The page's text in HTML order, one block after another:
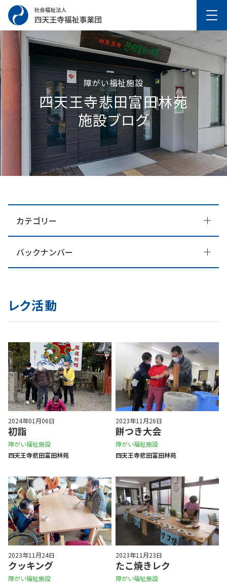
障がい福祉施設
四天王寺悲⽥富⽥林苑
施設ブログ
レク活動
2024年01月06日
初詣
障がい福祉施設
四天王寺悲⽥富⽥林苑
2023年11月26日
餅つき大会
障がい福祉施設
四天王寺悲⽥富⽥林苑
2023年11月24日
クッキング
障がい福祉施設
2023年11月23日
たこ焼きレク
障がい福祉施設
カテゴリー
バックナンバー